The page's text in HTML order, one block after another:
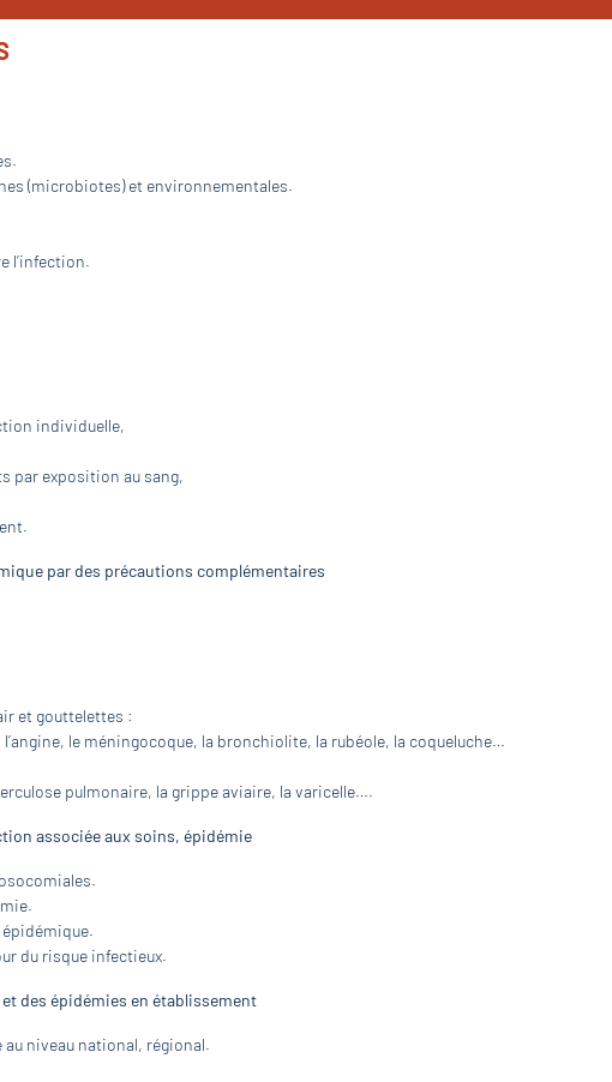
(microbiotes) et environnementales.
l’infection.
individuelle,
par exposition au sang,
par des précautions complémentaires
et gouttelettes :
le méningocoque, la bronchiolite, la rubéole, la coqueluche…
pulmonaire, la grippe aviaire, la varicelle….
associée aux soins, épidémie
épidémique.
du risque infectieux.
des épidémies en établissement
au niveau national, régional.